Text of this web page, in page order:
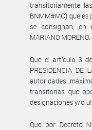
transitoriamente
BNMM#MC) que
se consignan, en
MARIANO MORENO.
Que el artículo 3
PRESIDENCIA DE
autoridades
transitorias que
designaciones y/o
Que por Decreto